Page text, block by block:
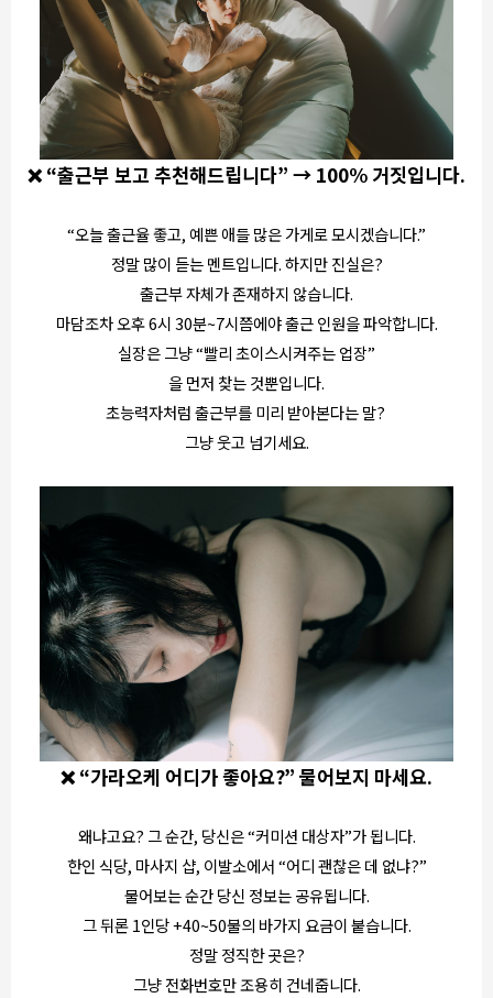
❌ “출근부 보고 추천해드립니다” → 100% 거짓입니다.
“오늘 출근율 좋고, 예쁜 애들 많은 가게로 모시겠습니다.”
정말 많이 듣는 멘트입니다. 하지만 진실은?
출근부 자체가 존재하지 않습니다.
마담조차 오후 6시 30분~7시쯤에야 출근 인원을 파악합니다.
실장은 그냥 “빨리 초이스시켜주는 업장”
을 먼저 찾는 것뿐입니다.
초능력자처럼 출근부를 미리 받아본다는 말?
그냥 웃고 넘기세요.
❌ “가라오케 어디가 좋아요?” 물어보지 마세요.
왜냐고요? 그 순간, 당신은 “커미션 대상자”가 됩니다.
한인 식당, 마사지 샵, 이발소에서 “어디 괜찮은 데 없냐?”
물어보는 순간 당신 정보는 공유됩니다.
그 뒤론 1인당 +40~50불의 바가지 요금이 붙습니다.
정말 정직한 곳은?
그냥 전화번호만 조용히 건네줍니다.